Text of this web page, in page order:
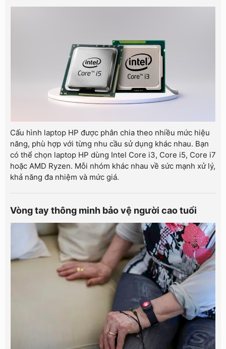
Cấu hình laptop HP được phân chia theo nhiều mức hiệu
năng, phù hợp với từng nhu cầu sử dụng khác nhau. Bạn
có thể chọn laptop HP dùng Intel Core i3, Core i5, Core i7
hoặc AMD Ryzen. Mỗi nhóm khác nhau về sức mạnh xử lý,
khả năng đa nhiệm và mức giá.
Vòng tay thông minh bảo vệ người cao tuổi